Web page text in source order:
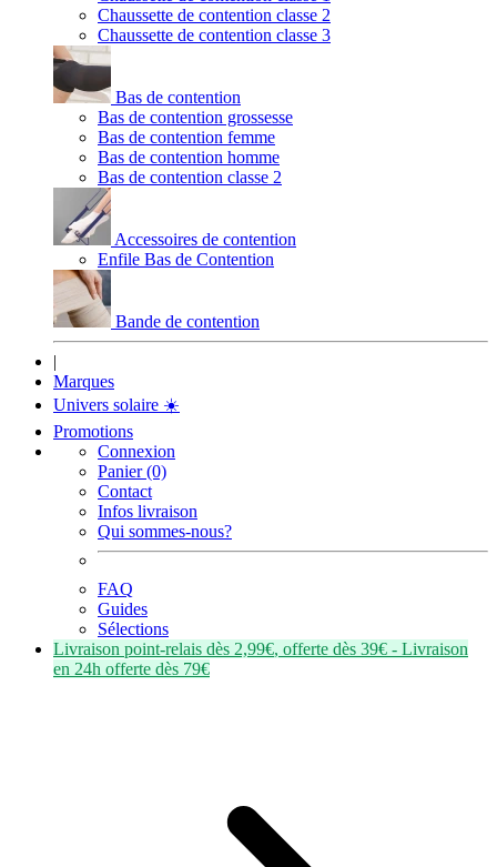
Chaussette de contention classe 2
Chaussette de contention classe 3
Bas de contention
Bas de contention grossesse
Bas de contention femme
Bas de contention homme
Bas de contention classe 2
Accessoires de contention
Enfile Bas de Contention
Bande de contention
|
Marques
Univers solaire ☀️
Promotions
Connexion
Panier (0)
Contact
Infos livraison
Qui sommes-nous?
FAQ
Guides
Sélections
Livraison point-relais dès 2,99€, offerte dès 39€ - Livraison
en 24h offerte dès 79€